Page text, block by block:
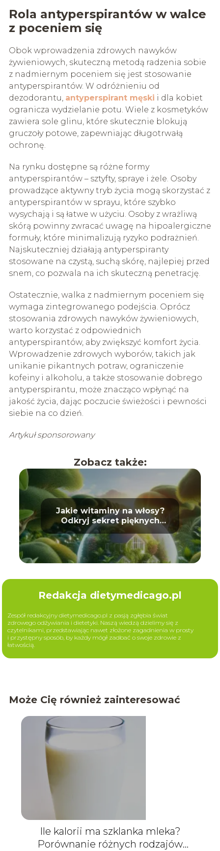
Rola antyperspirantów w walce
z poceniem się
Obok wprowadzenia zdrowych nawyków
żywieniowych, skuteczną metodą radzenia sobie
z nadmiernym poceniem się jest stosowanie
antyperspirantów. W odróżnieniu od
dezodorantu, antyperspirant męski i dla kobiet
ogranicza wydzielanie potu. Wiele z kosmetyków
zawiera sole glinu, które skutecznie blokują
gruczoły potowe, zapewniając długotrwałą
ochronę.
Na rynku dostępne są różne formy
antyperspirantów – sztyfty, spraye i żele. Osoby
prowadzące aktywny tryb życia mogą skorzystać z
antyperspirantów w sprayu, które szybko
wysychają i są łatwe w użyciu. Osoby z wrażliwą
skórą powinny zwracać uwagę na hipoalergiczne
formuły, które minimalizują ryzyko podrażnień.
Najskuteczniej działają antyperspiranty
stosowane na czystą, suchą skórę, najlepiej przed
snem, co pozwala na ich skuteczną penetrację.
Ostatecznie, walka z nadmiernym poceniem się
wymaga zintegrowanego podejścia. Oprócz
stosowania zdrowych nawyków żywieniowych,
warto korzystać z odpowiednich
antyperspirantów, aby zwiększyć komfort życia.
Wprowadzenie zdrowych wyborów, takich jak
unikanie pikantnych potraw, ograniczenie
kofeiny i alkoholu, a także stosowanie dobrego
antyperspirantu, może znacząco wpłynąć na
jakość życia, dając poczucie świeżości i pewności
siebie na co dzień.
Artykuł sponsorowany
Zobacz także:
Jakie witaminy na włosy?
Odkryj sekret pięknych
loków
Redakcja dietymedicago.pl
Zespół redakcyjny dietymedicago.pl z pasją zgłębia świat
zdrowego odżywiania i dietetyki. Naszą wiedzą dzielimy się z
czytelnikami, przedstawiając nawet złożone zagadnienia w prosty
i przystępny sposób, by każdy mógł zadbać o swoje zdrowie z
łatwością.
Może Cię również zainteresować
Ile kalorii ma szklanka mleka?
Porównanie różnych rodzajów